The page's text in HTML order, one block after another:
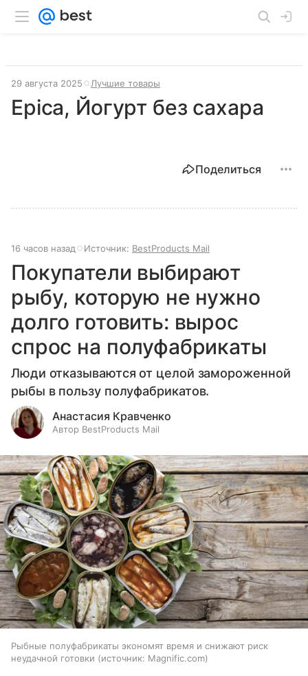
29 августа 2025 Лучшие товары
Epica, Йогурт без сахара
Поделиться
16 часов назад Источник: BestProducts Mail
Покупатели выбирают
рыбу, которую не нужно
долго готовить: вырос
спрос на полуфабрикаты
Люди отказываются от целой замороженной
рыбы в пользу полуфабрикатов.
Анастасия Кравченко
Автор BestProducts Mail
Рыбные полуфабрикаты экономят время и снижают риск
неудачной готовки
источник: Magnific.com